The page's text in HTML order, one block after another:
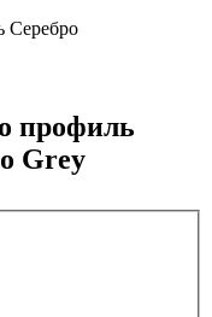
профиль
Grey